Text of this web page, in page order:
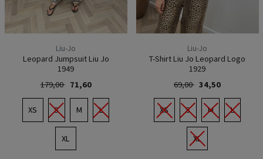
Liu-Jo
Leopard Jumpsuit Liu Jo
1949
179,00 71,60
XS S M L
XL
Liu-Jo
T-Shirt Liu Jo Leopard Logo
1929
69,00 34,50
XS S M L
XL